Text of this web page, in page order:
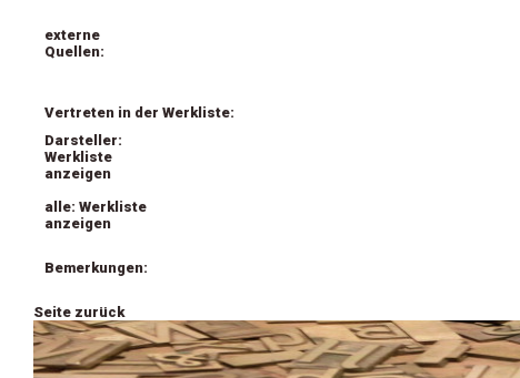
externe
Quellen:
Vertreten in der Werkliste:
Darsteller:
Werkliste
anzeigen
alle: Werkliste
anzeigen
Bemerkungen:
Seite zurück